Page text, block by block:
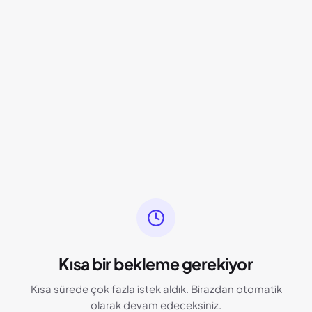
Kısa bir bekleme gerekiyor
Kısa sürede çok fazla istek aldık. Birazdan otomatik
olarak devam edeceksiniz.